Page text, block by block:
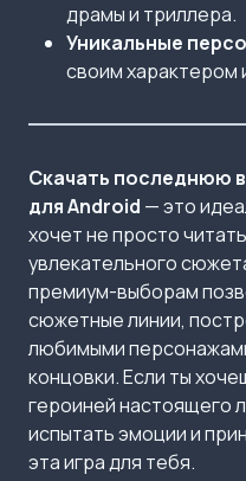
драмы и триллера.
Уникальные
своим характером
Скачать последнюю
для Android — это
хочет не просто
увлекательного
премиум-выборам
сюжетные линии,
любимыми
концовки. Если ты
героиней настоящего
испытать эмоции и
эта игра для тебя.